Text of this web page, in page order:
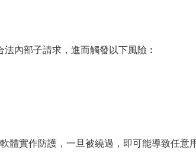
子請求，進而觸發以下風險︰
體實作防護，一旦被繞過，即可能導致任意